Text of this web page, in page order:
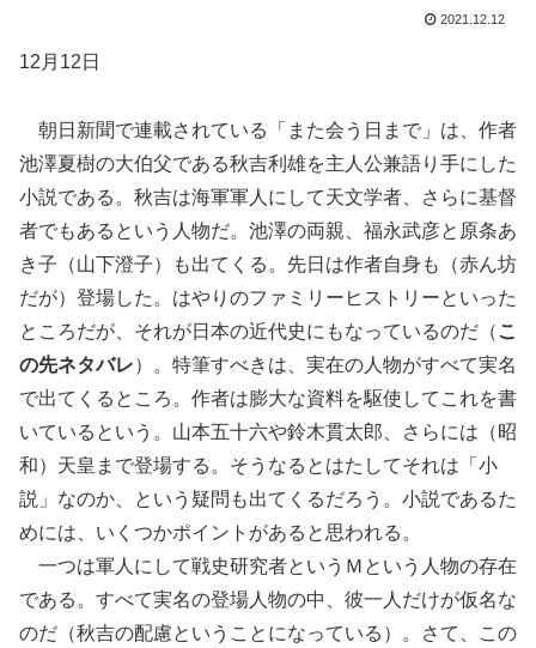
2021.12.12
12月12日
朝日新聞で連載されている「また会う日まで」は、作者
池澤夏樹の大伯父である秋吉利雄を主人公兼語り手にした
小説である。秋吉は海軍軍人にして天文学者、さらに基督
者でもあるという人物だ。池澤の両親、福永武彦と原条あ
き子（山下澄子）も出てくる。先日は作者自身も（赤ん坊
だが）登場した。はやりのファミリーヒストリーといった
ところだが、それが日本の近代史にもなっているのだ（ こ
の先ネタバレ）。特筆すべきは、実在の人物がすべて実名
で出てくるところ。作者は膨大な資料を駆使してこれを書
いているという。山本五十六や鈴木貫太郎、さらには（昭
和）天皇まで登場する。そうなるとはたしてそれは「小
説」なのか、という疑問も出てくるだろう。小説であるた
めには、いくつかポイントがあると思われる。
一つは軍人にして戦史研究者というＭという人物の存在
である。すべて実名の登場人物の中、彼一人だけが仮名な
のだ（秋吉の配慮ということになっている）。さて、この